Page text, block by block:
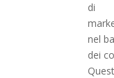
di
nel
dei